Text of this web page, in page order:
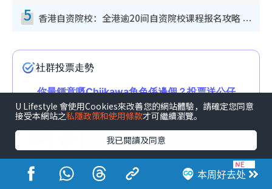
5 香港自资院校：全港逾20间自资院校课程报名攻略 留位费可退/申请日期/报名链接
本周好去处
U Lifestyle 會使用Cookies來改善您的網站體驗，請確定您同意
接受本網站之私隱政策和使用條款才可繼續瀏覽。
我已閱讀及同意